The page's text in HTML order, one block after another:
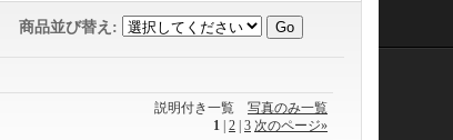
商品並び替え :
説明付き一覧 写真のみ一覧
1 2 3 次のページ»